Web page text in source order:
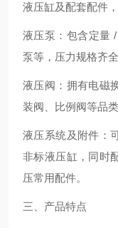
液压缸及配套配件
液压泵：包含定量
泵等，压力规格齐
液压阀：拥有电磁
装阀、比例阀等品
液压系统及附件：
非标液压缸，同时
压常用配件。
三、产品特点